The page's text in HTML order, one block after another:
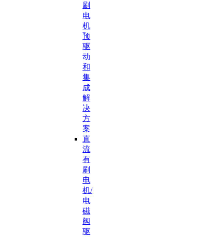
刷
电
机
预
驱
动
和
集
成
解
决
方
案
直
流
有
刷
电
机/
电
磁
阀
驱